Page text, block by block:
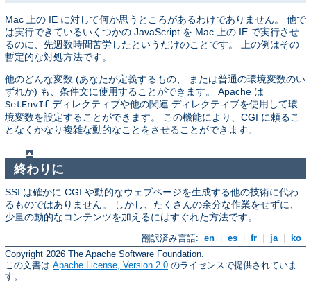
Mac 上の IE に対して何か思うところがあるわけでありません。 他で
は実行できているいくつかの JavaScript を Mac 上の IE で実行させ
るのに、先週数時間苦労したというだけのことです。 上の例はその
暫定的な対処方法です。
他のどんな変数 (あなたが定義するもの、 または普通の環境変数のい
ずれか) も、条件文に使用することができます。 Apache は
SetEnvIf ディレクティブや他の関連 ディレクティブを使用して環
境変数を設定することができます。 この機能により、CGI に頼るこ
となくかなり複雑な動的なことをさせることができます。
終わりに
SSI は確かに CGI や動的なウェブページを生成する他の技術に代わ
るものではありません。 しかし、たくさんの余分な作業をせずに、
少量の動的なコンテンツを加えるにはすぐれた方法です。
翻訳済み言語: en es fr ja
ko
Copyright 2026 The Apache Software Foundation.
この文書は Apache License, Version 2.0 のライセンスで提供されていま
す。.